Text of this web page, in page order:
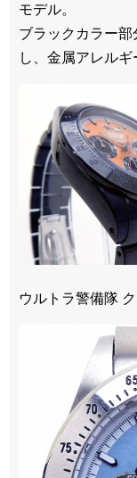
モデル。
ブラックカラー
し、金属アレルギ
ウルトラ警備隊